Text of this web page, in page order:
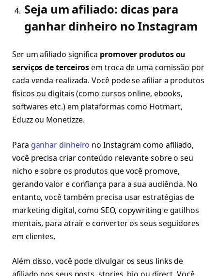
Seja um afiliado: dicas para
ganhar dinheiro no Instagram
Ser um afiliado significa promover produtos ou
serviços de terceirosem troca de uma comissão por
cada venda realizada. Você pode se afiliar a produtos
físicos ou digitais (como cursos online, ebooks,
softwares etc.) em plataformas como Hotmart,
Eduzz ou Monetizze.
Para ganhar dinheiro no Instagram como afiliado,
você precisa criar conteúdo relevante sobre o seu
nicho e sobre os produtos que você promove,
gerando valor e confiança para a sua audiência. No
entanto, você também precisa usar estratégias de
marketing digital, como SEO, copywriting e gatilhos
mentais, para atrair e converter os seus seguidores
em clientes.
Além disso, você pode divulgar os seus links de